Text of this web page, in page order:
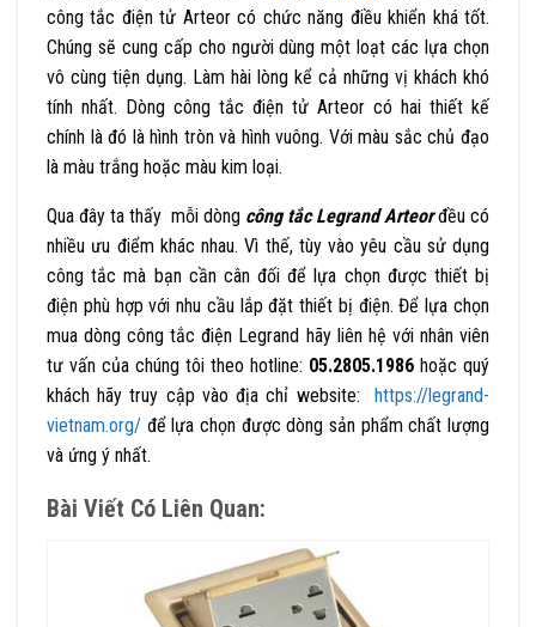
công tắc điện tử Arteor có chức năng điều khiển khá tốt.
Chúng sẽ cung cấp cho người dùng một loạt các lựa chọn
vô cùng tiện dụng. Làm hài lòng kể cả những vị khách khó
tính nhất. Dòng công tắc điện tử Arteor có hai thiết kế
chính là đó là hình tròn và hình vuông. Với màu sắc chủ đạo
là màu trắng hoặc màu kim loại.
Qua đây ta thấy mỗi dòng công tắc LegrandArteorđều có
nhiều ưu điểm khác nhau. Vì thế, tùy vào yêu cầu sử dụng
công tắc mà bạn cần cân đối để lựa chọn được thiết bị
điện phù hợp với nhu cầu lắp đặt thiết bị điện. Để lựa chọn
mua dòng công tắc điện Legrand hãy liên hệ với nhân viên
tư vấn của chúng tôi theo hotline: 05.2805.1986 hoặc quý
khách hãy truy cập vào địa chỉ website:
https://legrand-
vietnam.org/ để lựa chọn được dòng sản phẩm chất lượng
và ứng ý nhất.
Bài Viết Có Liên Quan: